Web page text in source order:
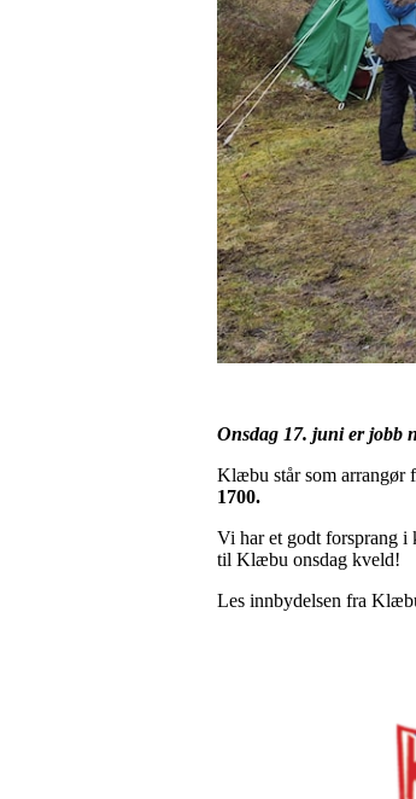
Onsdag 17. juni er jobb
Klæbu står som arrangør
1700.
Vi har et godt forsprang i
til Klæbu onsdag kveld!
Les innbydelsen fra